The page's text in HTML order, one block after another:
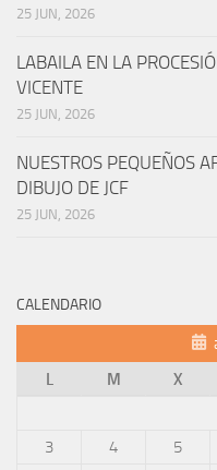
25 JUN, 2026
LABAILA EN LA
VICENTE
25 JUN, 2026
NUESTROS PEQUEÑOS
DIBUJO DE JCF
25 JUN, 2026
CALENDARIO
L
M X
3
4 5